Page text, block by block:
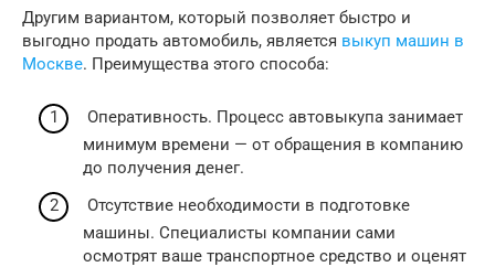
Другим вариантом, который позволяет быстро и
выгодно продать автомобиль, является выкуп машин в
Москве. Преимущества этого способа:
Оперативность. Процесс автовыкупа занимает
минимум времени — от обращения в компанию
до получения денег.
Отсутствие необходимости в подготовке
машины. Специалисты компании сами
осмотрят ваше транспортное средство и оценят